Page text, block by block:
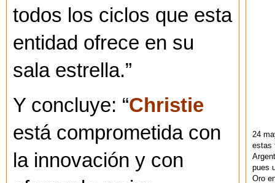
todos los ciclos que esta
entidad ofrece en su
sala estrella.”
Y concluye: “Christie
está comprometida con
la innovación y con
24
estas
pues
Oro